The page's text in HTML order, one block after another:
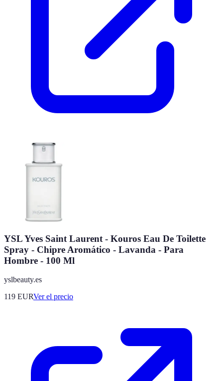
YSL Yves Saint Laurent - Kouros Eau De Toilette
Spray - Chipre Aromático - Lavanda - Para
Hombre - 100 Ml
yslbeauty.es
119 EURVer el precio